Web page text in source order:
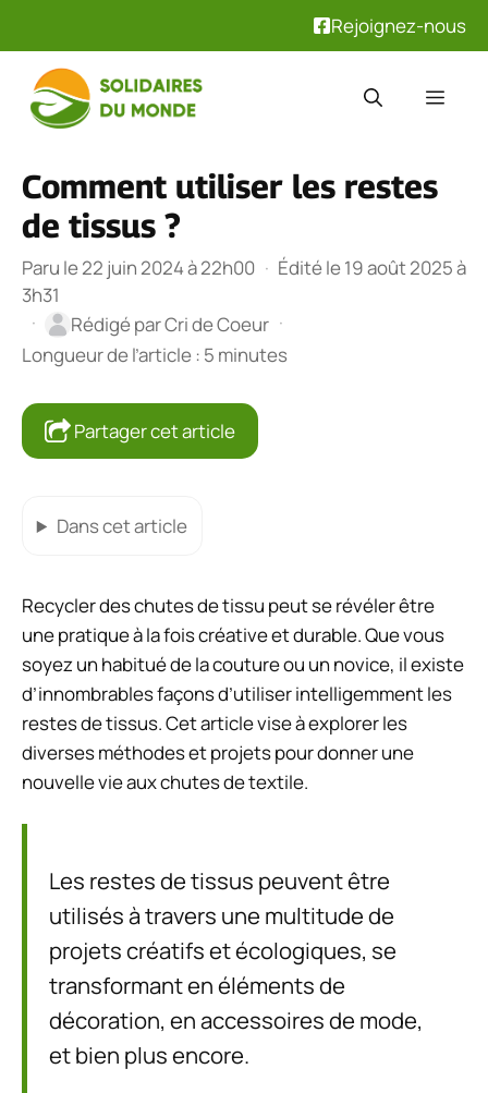
Rejoignez-nous
contenu
Comment utiliser les restes
de tissus ?
Paru le 22 juin 2024 à 22h00 · Édité le 19 août 2025 à
3h31
·
Rédigé parCri de Coeur ·
Longueur de l’article : 5 minutes
Partager cet article
Dans cet article
Recycler des chutes de tissu peut se révéler être
une pratique à la fois créative et durable. Que vous
soyez un habitué de la couture ou un novice, il existe
d’innombrables façons d’utiliser intelligemment les
restes de tissus. Cet article vise à explorer les
diverses méthodes et projets pour donner une
nouvelle vie aux chutes de textile.
Les restes de tissus peuvent être
utilisés à travers une multitude de
projets créatifs et écologiques, se
transformant en éléments de
décoration, en accessoires de mode,
et bien plus encore.